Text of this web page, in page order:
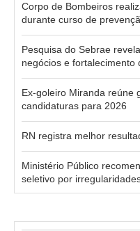
Corpo de Bombeiros
durante curso de
Pesquisa do Sebrae
negócios e
Ex-goleiro Miranda reúne
candidaturas para 2026
RN registra melhor
Ministério Público
seletivo por